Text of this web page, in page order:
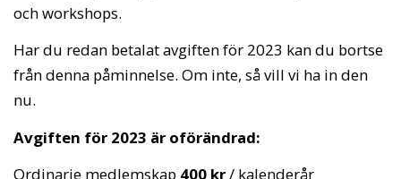
och workshops.
Har du redan betalat avgiften för 2023 kan du bortse
från denna påminnelse. Om inte, så vill vi ha in den
nu.
Avgiften för 2023 är oförändrad:
Ordinarie medlemskap 400 kr/ kalenderår